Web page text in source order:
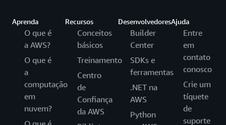
Aprenda
O que é
a AWS?
O que é
a
computação
em
nuvem?
Recursos
Conceitos
básicos
Treinamento
Centro
de
Confiança
da AWS
Desenvolvedores
Builder
Center
SDKs e
ferramentas
.NET na
AWS
Python
Ajuda
Entre
em
contato
conosco
Crie um
tíquete
de
suporte